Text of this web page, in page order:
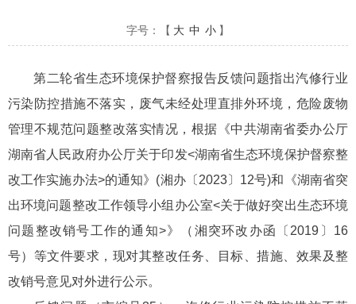
字号：【 大 中 小 】
第二轮省生态环境保护督察报告反馈问题指出汽修行业
污染防控措施不落实，废气未经处理直排外环境，危险废物
管理不规范问题整改落实情况，根据《中共湖南省委办公厅
湖南省人民政府办公厅关于印发<湖南省生态环境保护督察整
改工作实施办法>的通知》(湘办〔2023〕12号)和《湖南省突
出环境问题整改工作领导小组办公室<关于做好突出生态环境
问题整改销号工作的通知>》（湘突环改办函〔2019〕16
号）等文件要求，现对其整改任务、目标、措施、效果及整
改销号意见对外进行公示。